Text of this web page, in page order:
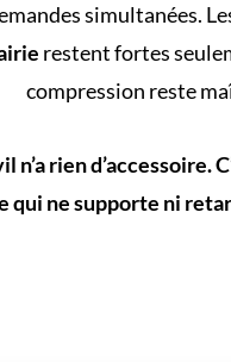
simultanées.
restent fortes
compression reste
n’a rien d’accessoire.
qui ne supporte ni